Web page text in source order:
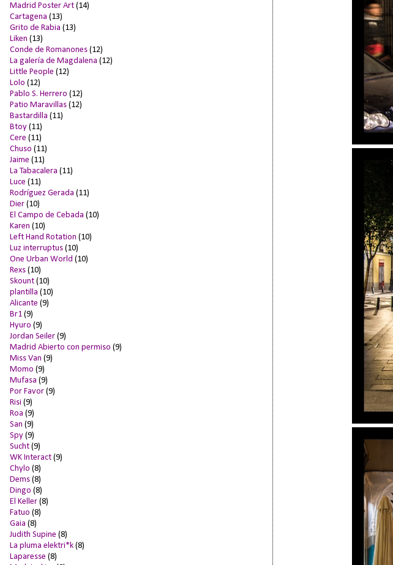
Madrid Poster Art (14)
Cartagena (13)
Grito de Rabia (13)
Liken (13)
Conde de Romanones (12)
La galería de Magdalena (12)
Little People (12)
Lolo (12)
Pablo S. Herrero (12)
Patio Maravillas (12)
Bastardilla (11)
Btoy (11)
Cere (11)
Chuso (11)
Jaime (11)
La Tabacalera (11)
Luce (11)
Rodríguez Gerada (11)
Dier (10)
El Campo de Cebada (10)
Karen (10)
Left Hand Rotation (10)
Luz interruptus (10)
One Urban World (10)
Rexs (10)
Skount (10)
plantilla (10)
Alicante (9)
Br1 (9)
Hyuro (9)
Jordan Seiler (9)
Madrid Abierto con permiso (9)
Miss Van (9)
Momo (9)
Mufasa (9)
Por Favor (9)
Risi (9)
Roa (9)
San (9)
Spy (9)
Sucht (9)
WK Interact (9)
Chylo (8)
Dems (8)
Dingo (8)
El Keller (8)
Fatuo (8)
Gaia (8)
Judith Supine (8)
La pluma elektri*k (8)
Laparesse (8)